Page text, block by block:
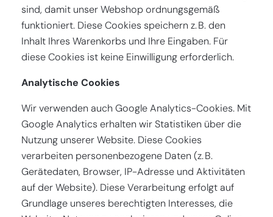
sind, damit unser Webshop ordnungsgemäß
funktioniert. Diese Cookies speichern z. B. den
Inhalt Ihres Warenkorbs und Ihre Eingaben. Für
diese Cookies ist keine Einwilligung erforderlich.
Analytische Cookies
Wir verwenden auch Google Analytics-Cookies. Mit
Google Analytics erhalten wir Statistiken über die
Nutzung unserer Website. Diese Cookies
verarbeiten personenbezogene Daten (z. B.
Gerätedaten, Browser, IP-Adresse und Aktivitäten
auf der Website). Diese Verarbeitung erfolgt auf
Grundlage unseres berechtigten Interesses, die